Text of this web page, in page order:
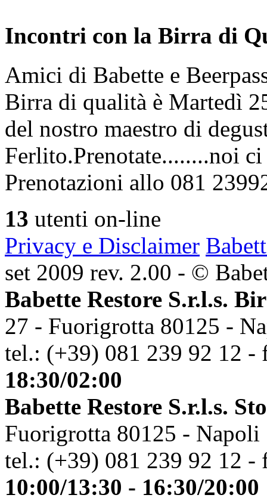
Incontri con la Birra di
Amici di Babette e
Birra di qualità è Martedì
del nostro maestro di
Ferlito.Prenotate........noi
Prenotazioni allo 081
13 utenti on-line
Privacy e Disclaimer
set 2009 rev. 2.00 - ©
Babette Restore S.r.l.s.
27 - Fuorigrotta 80125 -
tel.: (+39) 081 239 92 12 -
18:30/02:00
Babette Restore S.r.l.s.
Fuorigrotta 80125 - Napoli
tel.: (+39) 081 239 92 12 -
10:00/13:30 - 16:30/20:00